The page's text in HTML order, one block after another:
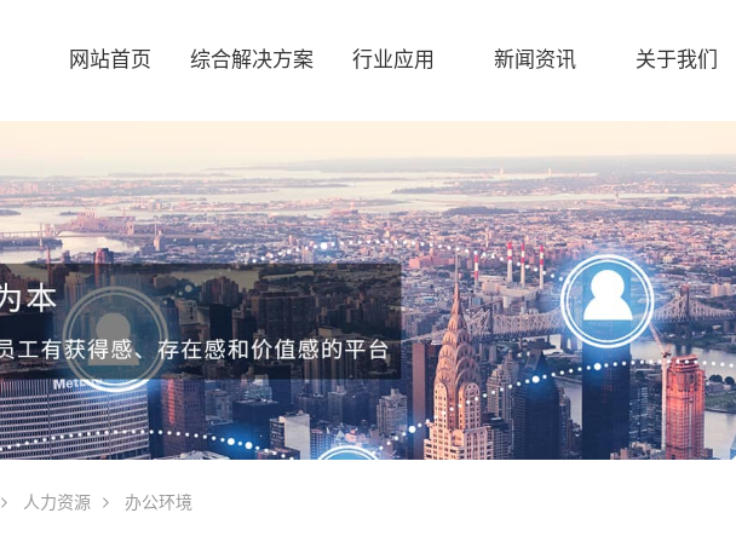
网站首页 综合解决方案 行业应用 新闻资讯 关于我们
人力资源 办公环境